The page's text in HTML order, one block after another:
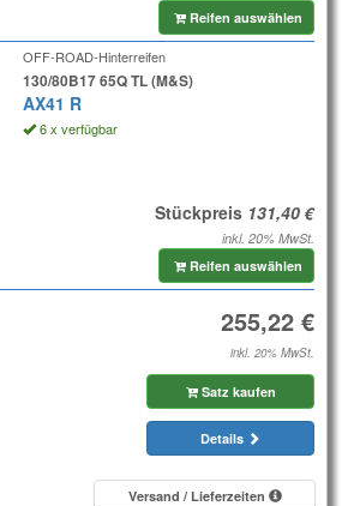
Reifen auswählen
OFF-ROAD-Hinterreifen
130/80B17 65Q TL (M&S)
AX41 R
6 x verfügbar
Stückpreis
inkl. 20% MwSt.
Reifen auswählen
inkl. 20% MwSt.
Satz kaufen
Details
Versand / Lieferzeiten